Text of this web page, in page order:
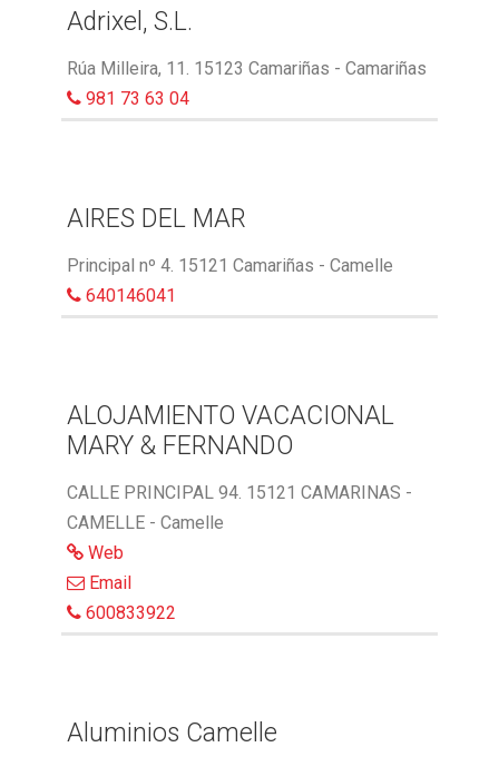
Adrixel, S.L.
Rúa Milleira, 11. 15123 Camariñas - Camariñas
981 73 63 04
AIRES DEL MAR
Principal nº 4. 15121 Camariñas - Camelle
640146041
ALOJAMIENTO VACACIONAL
MARY & FERNANDO
CALLE PRINCIPAL 94. 15121 CAMARINAS -
CAMELLE - Camelle
Web
Email
600833922
Aluminios Camelle